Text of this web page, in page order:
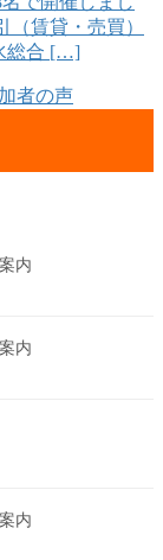
賃貸・売買）
総合 […]
内
内
内